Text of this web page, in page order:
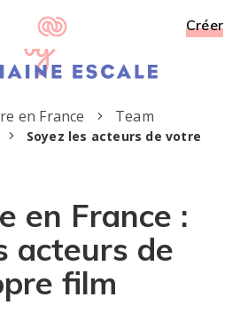
Créer
en France
Team
Soyez les acteurs de votre
en France :
acteurs de
film